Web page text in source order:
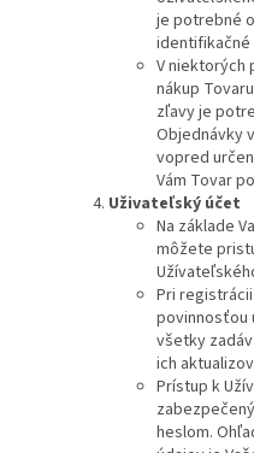
je potrebné
identifikačné
V niektorých
nákup
zľavy je
Objednávky
vopred
Vám Tovar
Uživateľský účet
Na základe
môžete
Pri
povinnosťou
všetky
ich
Prístup k
heslom.